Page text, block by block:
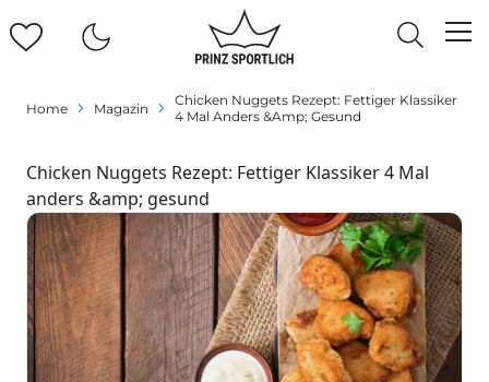
Home Magazin
Chicken Nuggets Rezept: Fettiger Klassiker
4 Mal Anders &amp; Gesund
Chicken Nuggets Rezept: Fettiger Klassiker 4 Mal
anders &amp; gesund